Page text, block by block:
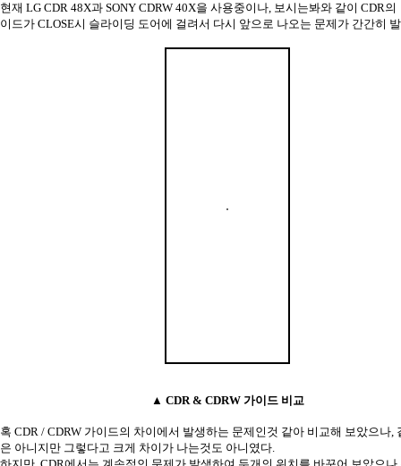
현재 LG CDR 48X과 SONY CDRW 40X을 사용중이나, 보시는봐와 같이 CDR
이드가 CLOSE시 슬라이딩 도어에 걸려서 다시 앞으로 나오는 문제가 간간히
▲ CDR & CDRW 가이드 비교
혹 CDR / CDRW 가이드의 차이에서 발생하는 문제인것 같아 비교해 보았으나,
은 아니지만 그렇다고 크게 차이가 나는것도 아니였다.